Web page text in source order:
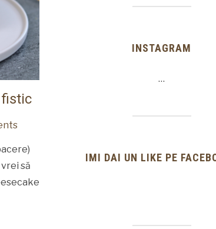
să
INSTAGRAM
…
IMI DAI UN LIKE PE